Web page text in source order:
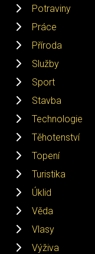
Potraviny
Práce
Příroda
Služby
Sport
Stavba
Technologie
Těhotenství
Topení
Turistika
Úklid
Věda
Vlasy
Výživa